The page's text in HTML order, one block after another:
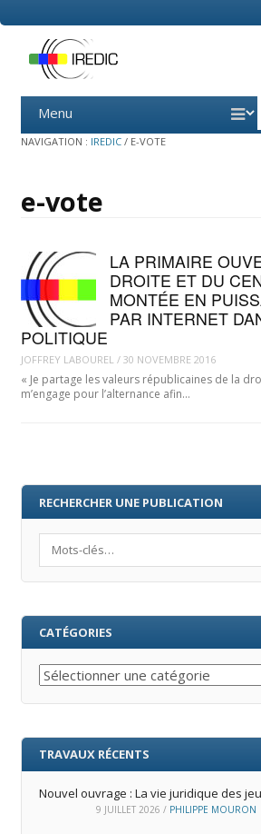
Menu
content
NAVIGATION : IREDIC / E-VOTE
e-vote
LA PRIMAIRE
DROITE ET DU
MONTÉE EN
PAR INTERNET
POLITIQUE
JOFFREY LABOUREL / 30 NOVEMBRE 2016
« Je partage les valeurs républicaines de la
m’engage pour l’alternance afin…
RECHERCHER UNE PUBLICATION
CATÉGORIES
Catégories
TRAVAUX RÉCENTS
Nouvel ouvrage : La vie juridique des
9 JUILLET 2026 / PHILIPPE MOURON